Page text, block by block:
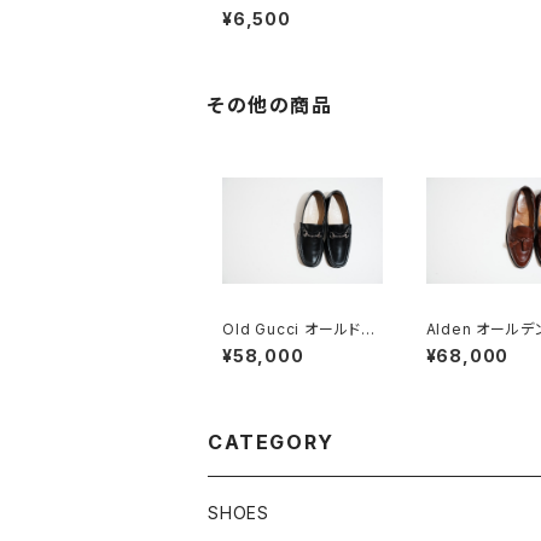
ネクタイ
¥6,500
その他の商品
Old Gucci オールドグ
ッチ ホースビットローフ
ァー 40 E Black
¥58,000
Alden オールデ
セルローファー
8 D
¥68,000
CATEGORY
SHOES